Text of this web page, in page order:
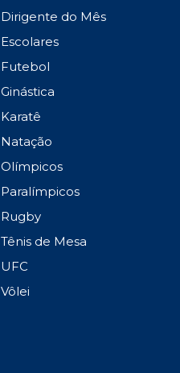
Dirigente do Mês
Escolares
Futebol
Ginástica
Karatê
Natação
Olímpicos
Paralímpicos
Rugby
Tênis de Mesa
UFC
Vôlei